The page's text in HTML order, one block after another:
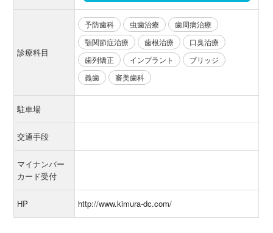
診療科目
予防歯科 虫歯治療
歯周病治療
顎関節症治療
歯根治療
口臭治療
歯列矯正
インプラント
ブリッジ
義歯
審美歯科
駐車場
交通手段
マイナンバー
カード受付
HP http://www.kimura-dc.com/